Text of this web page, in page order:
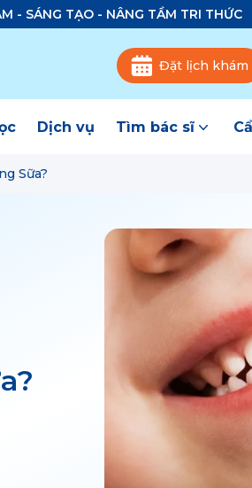
- SÁNG TẠO - NÂNG TẦM TRI THỨC
Đặt lịch khám
Dịch vụ Tìm bác sĩ
Sữa?